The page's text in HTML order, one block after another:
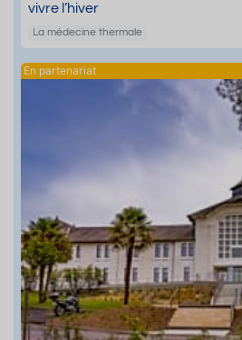
vivre l’hiver
La médecine thermale